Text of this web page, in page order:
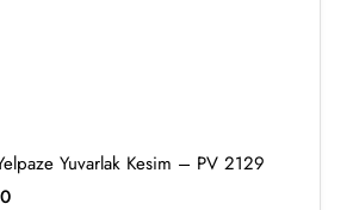
Yuvarlak Kesim – PV 2129